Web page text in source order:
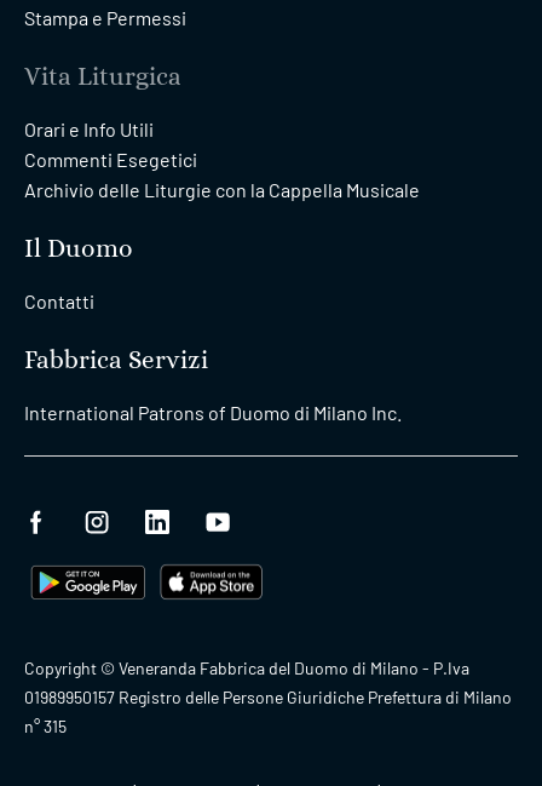
Stampa e Permessi
Vita Liturgica
Orari e Info Utili
Commenti Esegetici
Archivio delle Liturgie con la Cappella Musicale
Il Duomo
Contatti
Fabbrica Servizi
International Patrons of Duomo di Milano Inc.
Copyright © Veneranda Fabbrica del Duomo di Milano - P.Iva
01989950157 Registro delle Persone Giuridiche Prefettura di Milano
n° 315